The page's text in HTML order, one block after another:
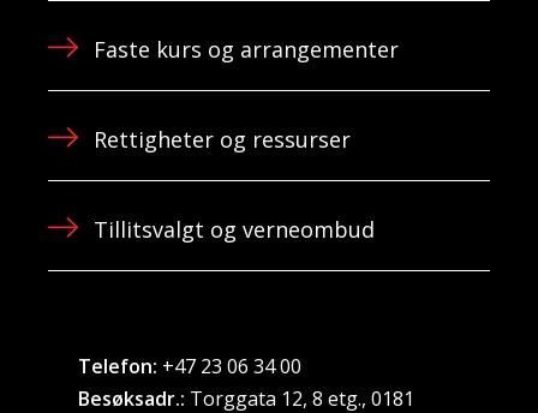
Faste kurs og arrangementer
Rettigheter og ressurser
Tillitsvalgt og verneombud
Telefon: +47 23 06 34 00
Besøksadr.: Torggata 12, 8 etg., 0181